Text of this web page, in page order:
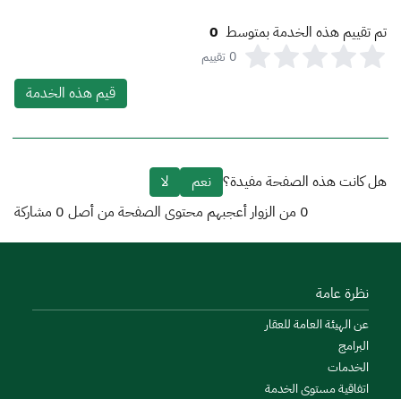
تم تقييم هذه الخدمة بمتوسط 0
0 تقييم
قيم هذه الخدمة
هل كانت هذه الصفحة مفيدة؟ نعم
لا
0 من الزوار أعجبهم محتوى الصفحة من أصل 0 مشاركة
نظرة عامة
عن الهيئة العامة للعقار
البرامج
الخدمات
اتفاقية مستوى الخدمة